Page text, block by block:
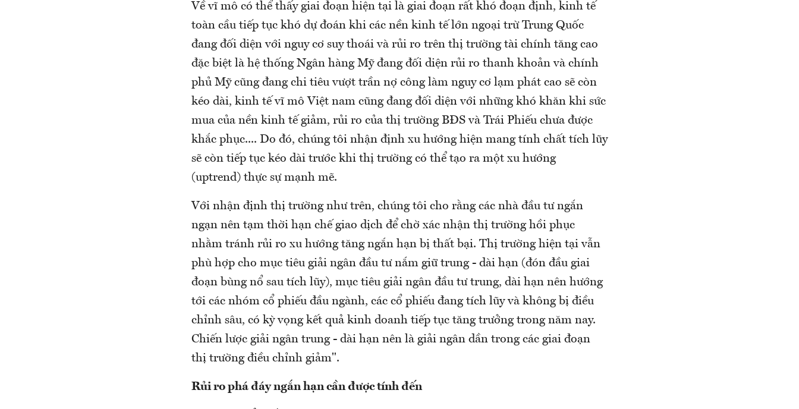
Về vĩ mô có thể thấy giai đoạn hiện tại là giai đoạn rất khó đoạn định, kinh tế
toàn cầu tiếp tục khó dự đoán khi các nền kinh tế lớn ngoại trừ Trung Quốc
đang đối diện với nguy cơ suy thoái và rủi ro trên thị trường tài chính tăng cao
đặc biệt là hệ thống Ngân hàng Mỹ đang đối diện rủi ro thanh khoản và chính
phủ Mỹ cũng đang chi tiêu vượt trần nợ công làm nguy cơ lạm phát cao sẽ còn
kéo dài, kinh tế vĩ mô Việt nam cũng đang đối diện với những khó khăn khi sức
mua của nền kinh tế giảm, rủi ro của thị trường BĐS và Trái Phiếu chưa được
khắc phục.... Do đó, chúng tôi nhận định xu hướng hiện mang tính chất tích lũy
sẽ còn tiếp tục kéo dài trước khi thị trường có thể tạo ra một xu hướng
(uptrend) thực sự mạnh mẽ.
Với nhận định thị trường như trên, chúng tôi cho rằng các nhà đầu tư ngắn
ngạn nên tạm thời hạn chế giao dịch để chờ xác nhận thị trường hồi phục
nhằm tránh rủi ro xu hướng tăng ngắn hạn bị thất bại. Thị trường hiện tại vẫn
phù hợp cho mục tiêu giải ngân đầu tư nắm giữ trung - dài hạn (đón đầu giai
đoạn bùng nổ sau tích lũy), mục tiêu giải ngân đầu tư trung, dài hạn nên hướng
tới các nhóm cổ phiếu đầu ngành, các cổ phiếu đang tích lũy và không bị điều
chỉnh sâu, có kỳ vọng kết quả kinh doanh tiếp tục tăng trưởng trong năm nay.
Chiến lược giải ngân trung - dài hạn nên là giải ngân dần trong các giai đoạn
thị trường điều chỉnh giảm".
Rủi ro phá đáy ngắn hạn cần được tính đến